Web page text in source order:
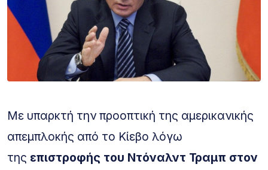
Με υπαρκτή την προοπτική της αμερικανικής
απεμπλοκής από το Κίεβο λόγω
της επιστροφής του Ντόναλντ Τραμπ στον